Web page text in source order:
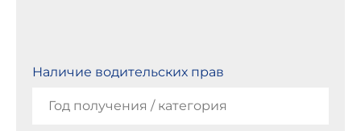
Наличие водительских прав